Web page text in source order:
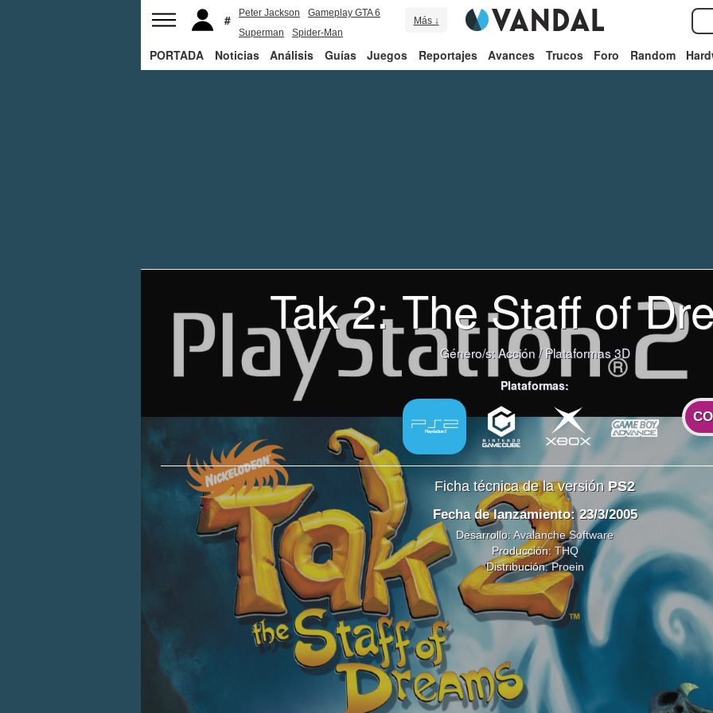
Peter Jackson
Gameplay GTA 6
Superman
Spider-Man
Más ↓
PORTADA Noticias Análisis Guías Juegos Reportajes Avances Trucos Foro Random
Tak 2: The Staff of
Género/s:Acción /Plataformas 3D
Plataformas:
Ficha técnica de la versión PS2
Fecha de lanzamiento: 23/3/2005
Desarrollo:Avalanche Software
Producción: THQ
Distribución:Proein